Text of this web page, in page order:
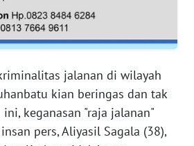
jalanan di wilayah
kian beringas dan tak
keganasan "raja jalanan"
pers, Aliyasil Sagala (38),